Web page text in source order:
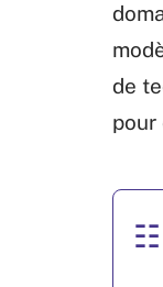
de
pour